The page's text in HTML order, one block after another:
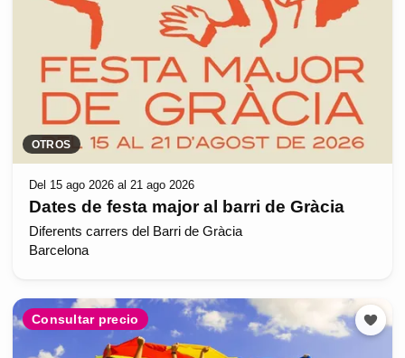
OTROS
Del 15 ago 2026 al 21 ago 2026
Dates de festa major al barri de Gràcia
Diferents carrers del Barri de Gràcia
Barcelona
Consultar precio